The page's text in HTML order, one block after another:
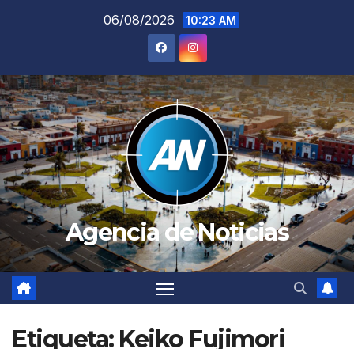
06/08/2026 10:23 AM
Agencia de Noticias
Etiqueta: Keiko Fujimori